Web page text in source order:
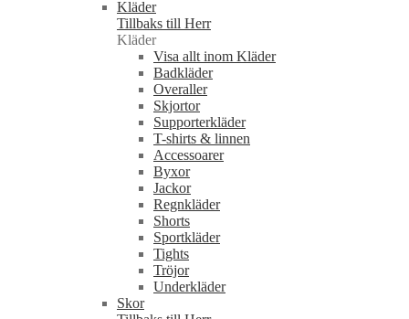
Kläder
Tillbaks till Herr
Kläder
Visa allt inom Kläder
Badkläder
Overaller
Skjortor
Supporterkläder
T-shirts & linnen
Accessoarer
Byxor
Jackor
Regnkläder
Shorts
Sportkläder
Tights
Tröjor
Underkläder
Skor